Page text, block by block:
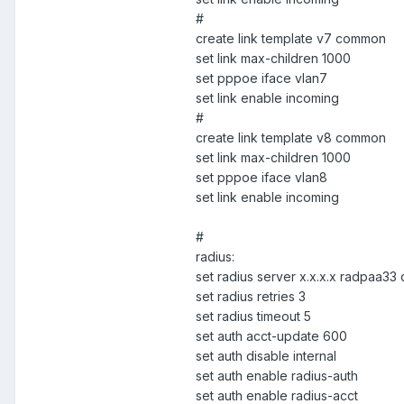
#
create link template v7 common
set link max-children 1000
set pppoe iface vlan7
set link enable incoming
#
create link template v8 common
set link max-children 1000
set pppoe iface vlan8
set link enable incoming
#
radius:
set radius server x.x.x.x radpaa33
set radius retries 3
set radius timeout 5
set auth acct-update 600
set auth disable internal
set auth enable radius-auth
set auth enable radius-acct